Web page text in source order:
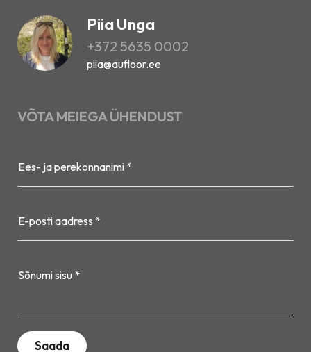
Piia Unga
+372 5635 0002
piia@aufloor.ee
VÕTA MEIEGA ÜHENDUST
Ees- ja perekonnanimi *
E-posti aadress *
Sõnumi sisu *